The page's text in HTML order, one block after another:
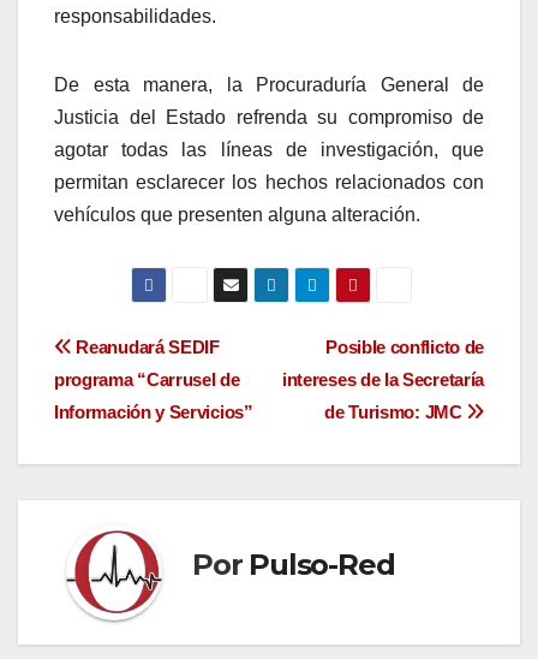
responsabilidades.
De esta manera, la Procuraduría General de
Justicia del Estado refrenda su compromiso de
agotar todas las líneas de investigación, que
permitan esclarecer los hechos relacionados con
vehículos que presenten alguna alteración.
Navegación
de
entradas
Posible conflicto de
intereses de la Secretaría
de Turismo: JMC
Reanudará SEDIF
programa “Carrusel de
Información y Servicios”
Por Pulso-Red